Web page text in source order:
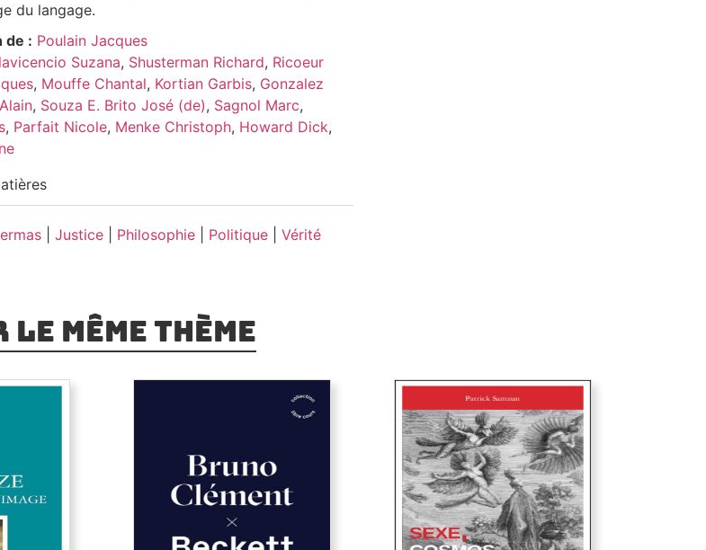
du langage.
de : Poulain Jacques
Suzana, Shusterman Richard, Ricoeur
, Mouffe Chantal, Kortian Garbis, Gonzalez
, Souza E. Brito José (de), Sagnol Marc,
, Parfait Nicole, Menke Christoph, Howard Dick,
| Justice| Philosophie| Politique| Vérité
le même thème
pas à
qui nous
Beckett
Un Beckett rigoureux, original,
parfois polémique : l’attendu est
Sexe, cosmos et utopie